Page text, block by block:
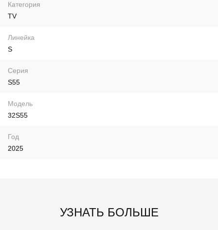
Категория
TV
Линейка
S
Серия
S55
Модель
32S55
Год
2025
УЗНАТЬ БОЛЬШЕ